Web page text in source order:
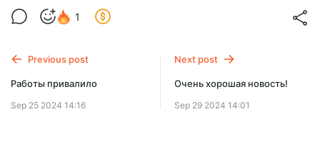
Плохая новость - решил сдохнуть жетский диск, на
котором у меня вся разработка. Пока что он еще читается и
1
Previous post
Работы привалило
Sep 25 2024 14:16
Next post
Очень хорошая новость!
Sep 29 2024 14:01